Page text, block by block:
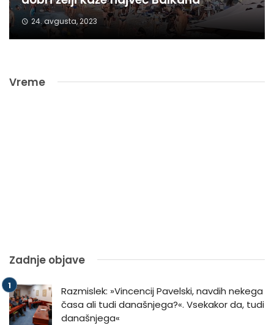
24. avgusta, 2023
Vreme
Zadnje objave
Razmislek: »Vincencij Pavelski, navdih nekega
časa ali tudi današnjega?«. Vsekakor da, tudi
današnjega«